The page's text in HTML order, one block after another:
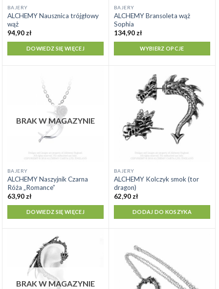
BAJERY
ALCHEMY Nausznica trójgłowy
wąż
94,90zł
DOWIEDZ SIĘ WIĘCEJ
BAJERY
ALCHEMY Bransoleta wąż
Sophia
134,90zł
WYBIERZ OPCJE
Ten
produkt
ma
wariantów.
produktu
BRAK W MAGAZYNIE
BAJERY
ALCHEMY Naszyjnik Czarna
Róża „Romance”
63,90 zł
DOWIEDZ SIĘ WIĘCEJ
BAJERY
ALCHEMY Kolczyk smok (tor
dragon)
62,90 zł
DODAJ DO KOSZYKA
BRAK W MAGAZYNIE